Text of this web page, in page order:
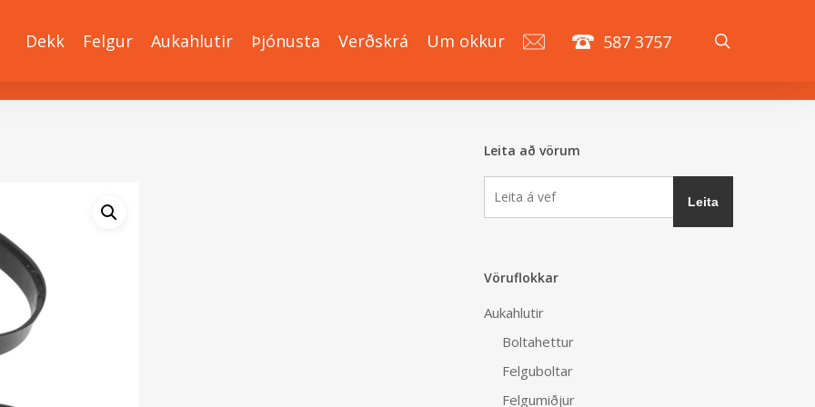
Dekk Felgur Aukahlutir Þjónusta Verðskrá Um okkur 587 3757
Leita að vörum
Vöruflokkar
Aukahlutir
Boltahettur
Felguboltar
Felgumiðjur